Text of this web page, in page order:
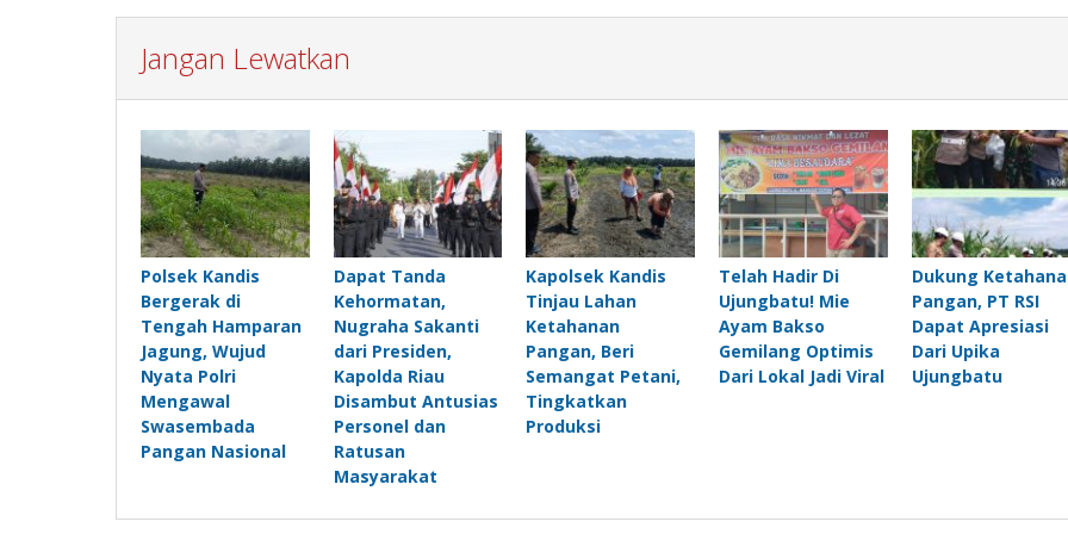
Jangan Lewatkan
Polsek Kandis
Bergerak di
Tengah Hamparan
Jagung, Wujud
Nyata Polri
Mengawal
Swasembada
Pangan Nasional
Dapat Tanda
Kehormatan,
Nugraha Sakanti
dari Presiden,
Kapolda Riau
Disambut Antusias
Personel dan
Ratusan
Masyarakat
Kapolsek Kandis
Tinjau Lahan
Ketahanan
Pangan, Beri
Semangat Petani,
Tingkatkan
Produksi
Telah Hadir Di
Ujungbatu! Mie
Ayam Bakso
Gemilang Optimis
Dari Lokal Jadi Viral
Dukung
Pangan, PT RSI
Dapat Apresiasi
Dari Upika
Ujungbatu